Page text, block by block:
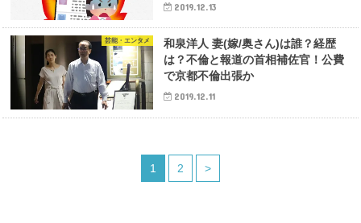
2019.12.13
芸能・エンタメ
和泉洋人 妻(嫁/奥さん)は誰？経歴
は？不倫と報道の首相補佐官！公費
で京都不倫出張か
2019.12.11
1 2 >